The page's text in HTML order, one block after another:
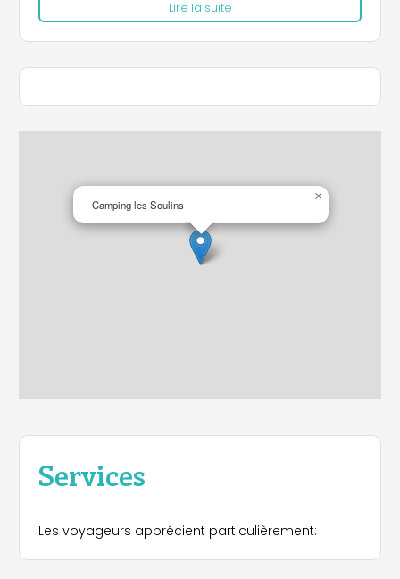
36 emplacements de 80 à 100m² accueillent
tentes, caravanes et camping-car, 2 yourtes de
20m² en location à la nuitée ou à la semaine
Lire la suite
Camping les Soulins
×
Services
Les voyageurs apprécient particulièrement: